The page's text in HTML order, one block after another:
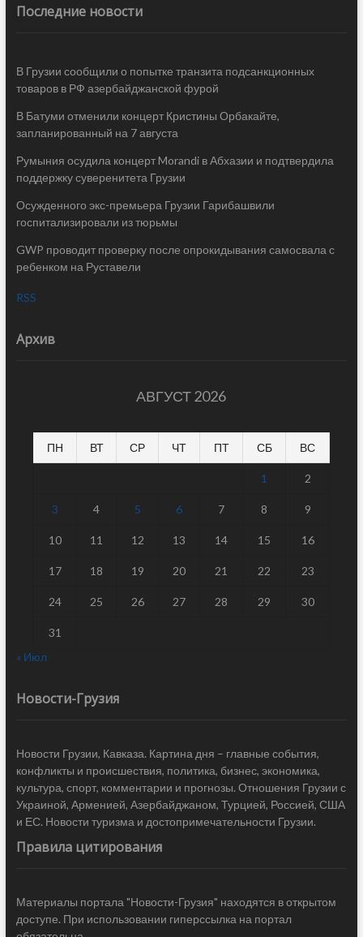
Последние новости
В Грузии сообщили о попытке транзита подсанкционных
товаров в РФ азербайджанской фурой
В Батуми отменили концерт Кристины Орбакайте,
запланированный на 7 августа
Румыния осудила концерт Morandi в Абхазии и подтвердила
поддержку суверенитета Грузии
Осужденного экс-премьера Грузии Гарибашвили
госпитализировали из тюрьмы
GWP проводит проверку после опрокидывания самосвала с
ребенком на Руставели
RSS
Архив
АВГУСТ 2026
ПН ВТ СР ЧТ ПТ СБ ВС
1 2
3 4 5 6 7 8 9
10 11 12 13 14 15 16
17 18 19 20 21 22 23
24 25 26 27 28 29 30
31
« Июл
Новости-Грузия
Новости Грузии, Кавказа. Картина дня – главные события,
конфликты и происшествия, политика, бизнес, экономика,
культура, спорт, комментарии и прогнозы. Отношения Грузии с
Украиной, Арменией, Азербайджаном, Турцией, Россией, США
и ЕС. Новости туризма и достопримечательности Грузии.
Правила цитирования
Материалы портала "Новости-Грузия" находятся в открытом
доступе. При использовании гиперссылка на портал